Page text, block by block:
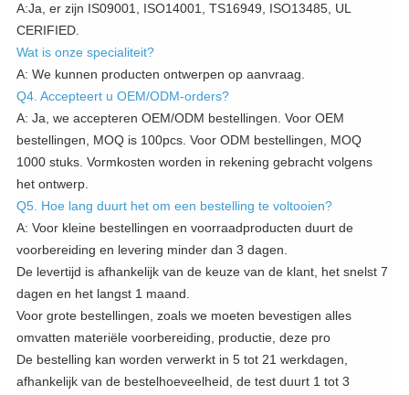
A:Ja, er zijn IS09001, ISO14001, TS16949, ISO13485, UL
CERIFIED.
Wat is onze specialiteit?
A: We kunnen producten ontwerpen op aanvraag.
Q4. Accepteert u OEM/ODM-orders?
A: Ja, we accepteren OEM/ODM bestellingen. Voor OEM
bestellingen, MOQ is 100pcs. Voor ODM bestellingen, MOQ
1000 stuks. Vormkosten worden in rekening gebracht volgens
het ontwerp.
Q5. Hoe lang duurt het om een bestelling te voltooien?
A: Voor kleine bestellingen en voorraadproducten duurt de
voorbereiding en levering minder dan 3 dagen.
De levertijd is afhankelijk van de keuze van de klant, het snelst 7
dagen en het langst 1 maand.
Voor grote bestellingen, zoals we moeten bevestigen alles
omvatten materiële voorbereiding, productie, deze pro
De bestelling kan worden verwerkt in 5 tot 21 werkdagen,
afhankelijk van de bestelhoeveelheid, de test duurt 1 tot 3